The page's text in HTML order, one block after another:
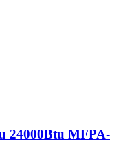
24000Btu MFPA-